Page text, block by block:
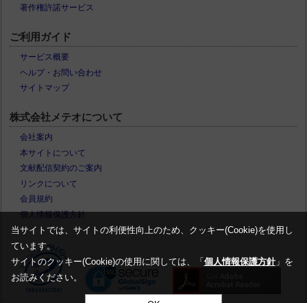
著作権許諾サービス
ご利用ガイド
サービス概要
ヘルプ・お問い合わせ
サイトマップ
株式会社メテオについて
会社案内
本サイトについて
文献配信契約のご案内
リンクについて
会員規約
個人情報保護方針
当サイトでは、サイトの利便性向上のため、クッキー(Cookie)を使用し
ています。
サイトのクッキー(Cookie)の使用に関しては、「 個人情報保護方針」を
お読みください。